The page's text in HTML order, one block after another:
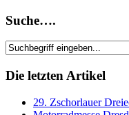
Suche….
Die letzten Artikel
29. Zschorlauer